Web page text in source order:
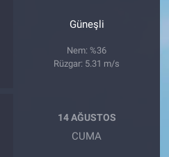
Güneşli
Nem: %36
Rüzgar: 5.31 m/s
14 AĞUSTOS
CUMA